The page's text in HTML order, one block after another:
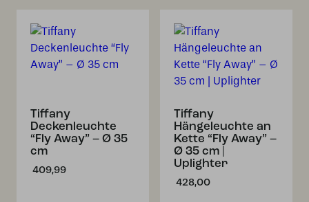
Tiffany
Deckenleuchte
“Fly Away” – Ø 35
cm
409,99
Tiffany
Hängeleuchte an
Kette “Fly Away” –
Ø 35 cm |
Uplighter
428,00